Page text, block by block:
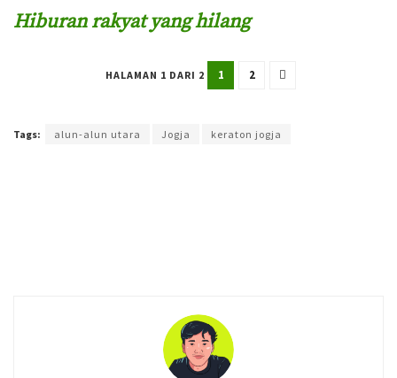
Hiburan rakyat yang hilang
HALAMAN 1 DARI 2 1 2
Tags: alun-alun utara Jogja keraton jogja